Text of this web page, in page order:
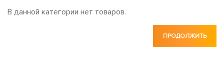
В данной категории нет товаров.
ПРОДОЛЖИТЬ